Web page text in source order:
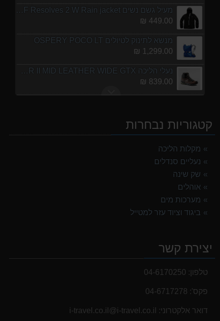
מעיל גשם נשים TNF Resolves 2 W Rain jacket
449.00 ₪
מנשא לתינוק לטיולים OSPERY POCO LT
1,299.00 ₪
נעלי הליכה ULTRA RAPTOR II MID LEATHER WIDE GTX
839.00 ₪
אוהל משפחתי ל 8 GURO Panorama 8P v2
449.00 ₪
קטגוריות נבחרות
מקלות הליכה
נעליים סנדלים
שק שינה
אוהלים
מערכות מים
ביגוד וציוד עזר למטייל
יצירת קשר
טלפון: 04-6170250
פקס': 04-6717278
דואר אלקטרוני: i-travel.co.il@i-travel.co.il